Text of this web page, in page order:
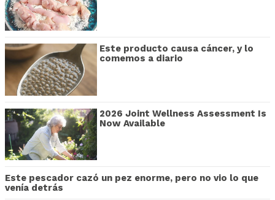
Este producto causa cáncer, y lo
comemos a diario
2026 Joint Wellness Assessment Is
Now Available
Este pescador cazó un pez enorme, pero no vio lo que
venía detrás